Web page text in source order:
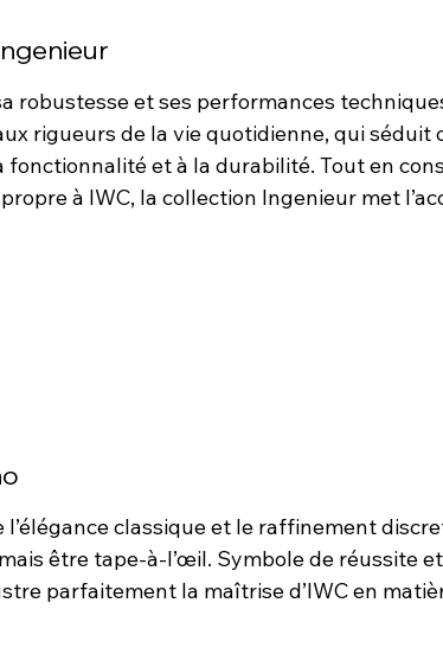
robustesse et ses performances
rigueurs de la vie quotidienne, qui séduit
fonctionnalité et à la durabilité. Tout en
à IWC, la collection Ingenieur met
classique et le raffinement
être tape-à-l’œil. Symbole de réussite
parfaitement la maîtrise d’IWC en